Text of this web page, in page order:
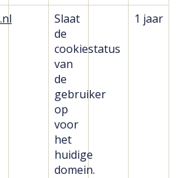
Slaat
de
cookiestatus
van
de
gebruiker
op
voor
het
huidige
domein.
1 jaar